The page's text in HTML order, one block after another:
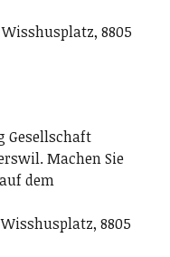
Wisshusplatz, 8805
Gesellschaft
Machen Sie
dem
8805